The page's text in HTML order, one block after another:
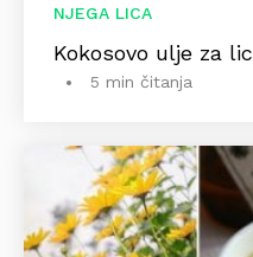
NJEGA LICA
Kokosovo ulje za
5 min čitanja